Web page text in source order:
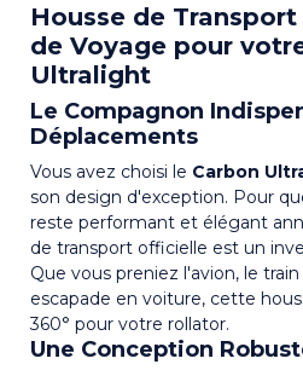
Housse de Transport
de Voyage pour
Ultralight
Le Compagnon
Déplacements
Vous avez choisi le Carbon
son design d'exception. Pour
reste performant et élégant
de transport officielle est un
Que vous preniez l'avion, le
escapade en voiture, cette
360° pour votre rollator.
Une Conception